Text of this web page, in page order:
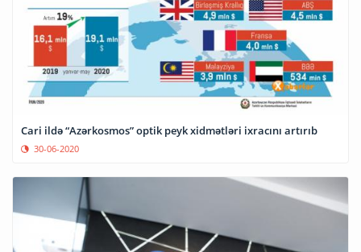
Cari ildə “Azərkosmos” optik peyk xidmətləri ixracını artırıb
30-06-2020